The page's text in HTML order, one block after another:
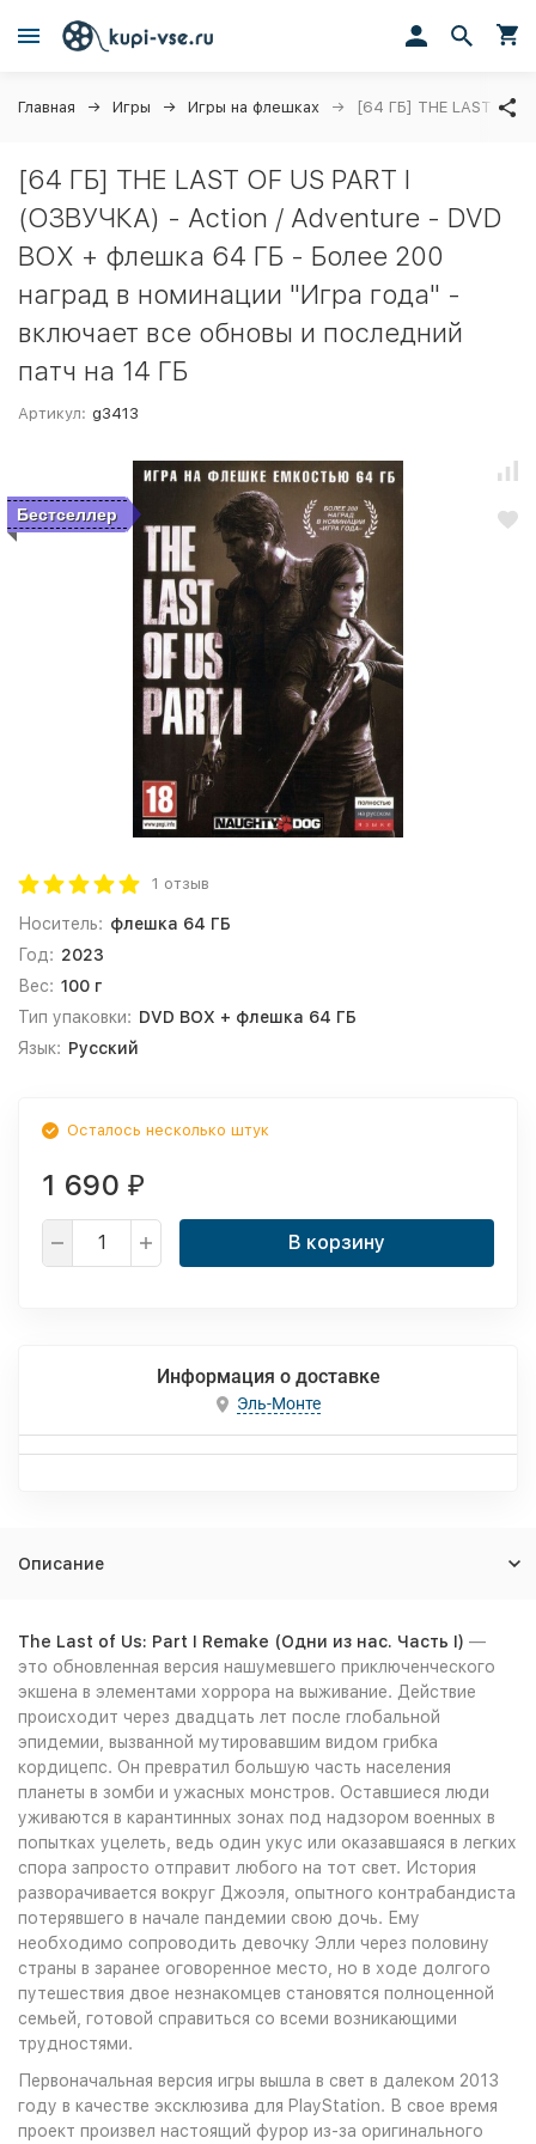
Главная Игры Игры на флешках [64 ГБ] THE LAST OF
[64 ГБ] THE LAST OF US PART I
(ОЗВУЧКА) - Action / Adventure - DVD
BOX + флешка 64 ГБ - Более 200
наград в номинации "Игра года" -
включает все обновы и последний
патч на 14 ГБ
Артикул: g3413
Бестселлер
1 отзыв
Носитель: флешка 64 ГБ
Год: 2023
Вес: 100 г
Тип упаковки: DVD BOX + флешка 64 ГБ
Язык: Русский
Осталось несколько штук
1 690 ₽
В корзину
Информация о доставке
Эль-Монте
Описание
The Last of Us: Part I Remake (Одни из нас. Часть I) —
это обновленная версия нашумевшего приключенческого
экшена в элементами хоррора на выживание. Действие
происходит через двадцать лет после глобальной
эпидемии, вызванной мутировавшим видом грибка
кордицепс. Он превратил большую часть населения
планеты в зомби и ужасных монстров. Оставшиеся люди
уживаются в карантинных зонах под надзором военных в
попытках уцелеть, ведь один укус или оказавшаяся в легких
спора запросто отправит любого на тот свет. История
разворачивается вокруг Джоэля, опытного контрабандиста
потерявшего в начале пандемии свою дочь. Ему
необходимо сопроводить девочку Элли через половину
страны в заранее оговоренное место, но в ходе долгого
путешествия двое незнакомцев становятся полноценной
семьей, готовой справиться со всеми возникающими
трудностями.
Первоначальная версия игры вышла в свет в далеком 2013
году в качестве эксклюзива для PlayStation. В свое время
проект произвел настоящий фурор из-за оригинального